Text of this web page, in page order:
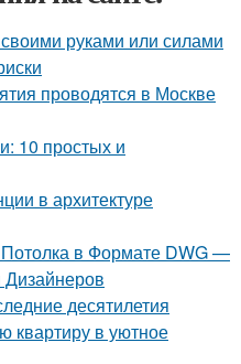
руками или силами
проводятся в Москве
10 простых и
в архитектуре
в Формате DWG —
Дизайнеров
десятилетия
квартиру в уютное